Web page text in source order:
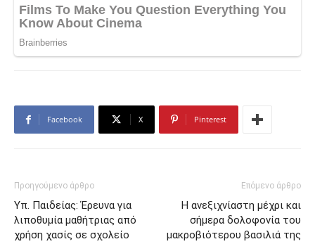
Facebook X Pinterest
Προηγούμενο άρθρο
Υπ. Παιδείας: Έρευνα για
λιποθυμία μαθήτριας από
χρήση χασίς σε σχολείο
Επόμενο άρθρο
Η ανεξιχνίαστη μέχρι και
σήμερα δολοφονία του
μακροβιότερου βασιλιά της